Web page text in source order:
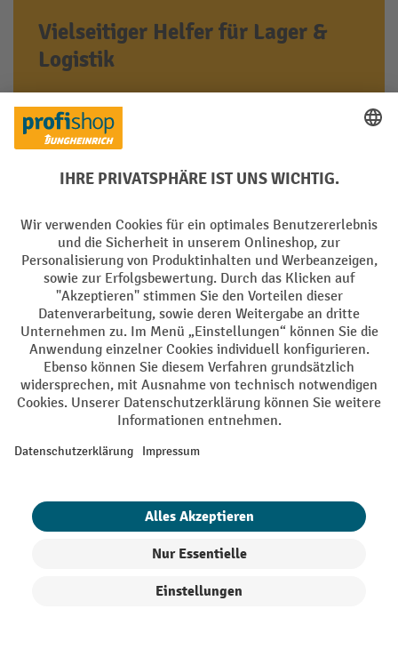
Vielseitiger Helfer für Lager &
Logistik
Robust gebaut und leicht zu bedienen für
tägliche Palettenbewegungen im Betrieb
Jetzt ansehen
Hubwagen – vielseitige Helfer in
Hubwagen als auch Modelle für Spezialanwendungen. Unser
Kaufberater hilft Ihnen dabei, unkompliziert den passenden
Palettenhubwagen für Ihren Bedarf zu finden.
Inhaltsverzeichnis